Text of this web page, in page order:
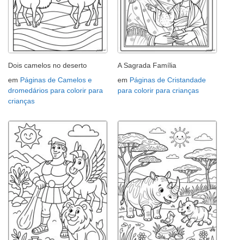
Dois camelos no deserto
em Páginas de Camelos e
dromedários para colorir para
crianças
A Sagrada Família
em Páginas de Cristandade
para colorir para crianças